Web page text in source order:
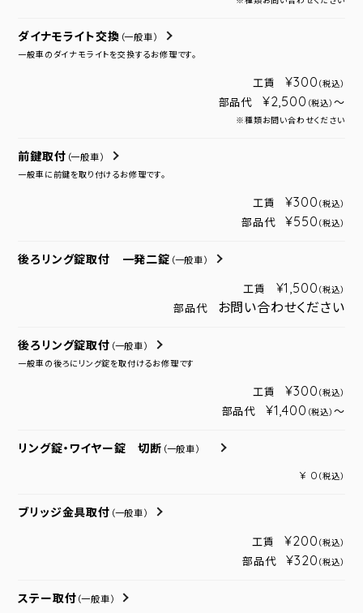
ダイナモライト交換 （一般車）
一般車のダイナモライトを交換するお修理です。
工賃 ¥300 （税込）
部品代 ¥2,500 （税込） ～
※種類お問い合わせください
前鍵取付 （一般車）
一般車に前鍵を取り付けるお修理です。
工賃 ¥300 （税込）
部品代 ¥550 （税込）
後ろリング錠取付 一発二錠 （一般車）
工賃 ¥1,500 （税込）
部品代 お問い合わせください
後ろリング錠取付 （一般車）
一般車の後ろにリング錠を取付けるお修理です
工賃 ¥300 （税込）
部品代 ¥1,400 （税込） ～
リング錠・ワイヤー錠 切断 （一般車）
¥ 0 （税込）
ブリッジ金具取付 （一般車）
工賃 ¥200 （税込）
部品代 ¥320 （税込）
ステー取付 （一般車）